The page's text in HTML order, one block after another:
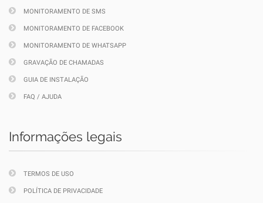
MONITORAMENTO DE SMS
MONITORAMENTO DE FACEBOOK
MONITORAMENTO DE WHATSAPP
GRAVAÇÃO DE CHAMADAS
GUIA DE INSTALAÇÃO
FAQ / AJUDA
Informações legais
TERMOS DE USO
POLÍTICA DE PRIVACIDADE